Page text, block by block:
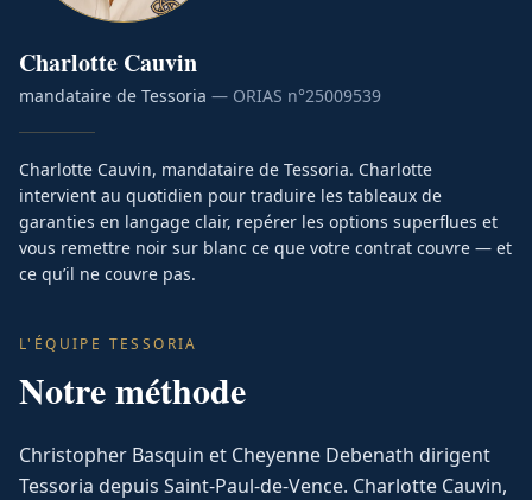
Charlotte Cauvin
mandataire de Tessoria — ORIAS n°25009539
Charlotte Cauvin, mandataire de Tessoria. Charlotte
intervient au quotidien pour traduire les tableaux de
garanties en langage clair, repérer les options superflues et
vous remettre noir sur blanc ce que votre contrat couvre — et
ce qu’il ne couvre pas.
L'ÉQUIPE TESSORIA
Notre méthode
Christopher Basquin et Cheyenne Debenath dirigent
Tessoria depuis Saint-Paul-de-Vence. Charlotte Cauvin,